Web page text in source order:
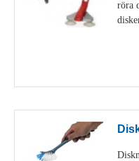
röra